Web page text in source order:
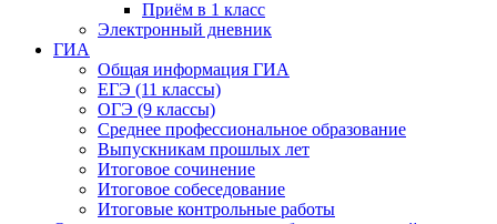
Приём в 1 класс
Электронный дневник
ГИА
Общая информация ГИА
ЕГЭ (11 классы)
ОГЭ (9 классы)
Среднее профессиональное образование
Выпускникам прошлых лет
Итоговое сочинение
Итоговое собеседование
Итоговые контрольные работы